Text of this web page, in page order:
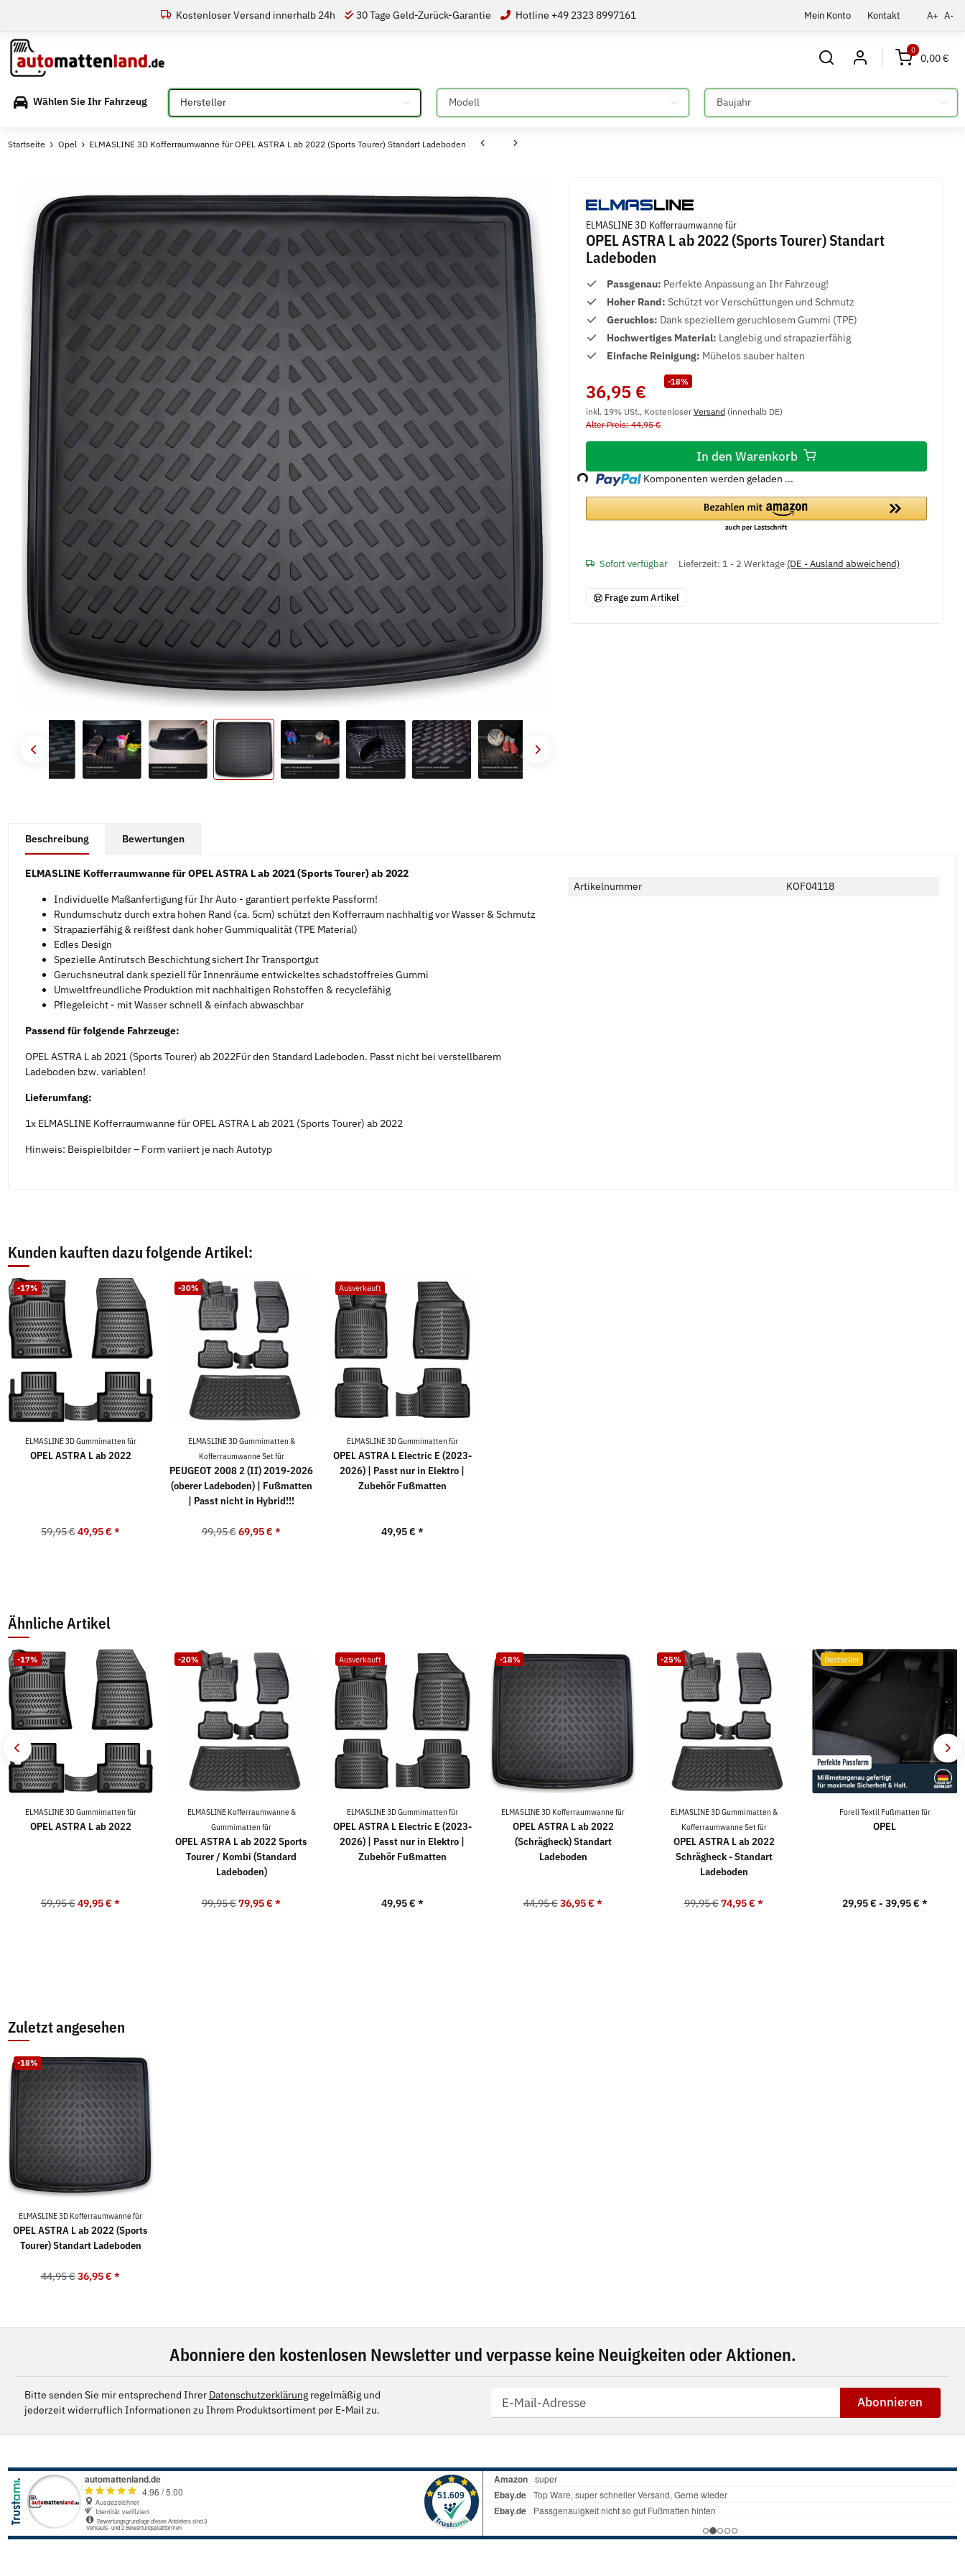
Mein Konto Kontakt A+ A-
Kostenloser Versand innerhalb 24h 30 Tage Geld-Zurück-Garantie Hotline +49 2323 8997161
0
0,00 €
Wählen Sie Ihr Fahrzeug Bitte auswählen Bitte auswählen Bitte auswählen
Startseite Opel ELMASLINE 3D Kofferraumwanne für OPEL ASTRA L ab 2022 (Sports Tourer) Standart Ladeboden
ELMASLINE 3D Kofferraumwanne für
OPEL ASTRA L ab 2022 (Sports Tourer) Standart
Ladeboden
Passgenau: Perfekte Anpassung an Ihr Fahrzeug!
Hoher Rand: Schützt vor Verschüttungen und Schmutz
Geruchlos: Dank speziellem geruchlosem Gummi (TPE)
Hochwertiges Material: Langlebig und strapazierfähig
Einfache Reinigung: Mühelos sauber halten
-18%
36,95 €
inkl. 19% USt., KostenloserVersand (innerhalb DE)
Alter Preis: 44,95 €
In den Warenkorb
Loading... Komponenten werden geladen ...
Sofort verfügbar Lieferzeit: 1 - 2 Werktage (DE - Ausland abweichend)
Frage zum Artikel
Beschreibung Bewertungen
ELMASLINE Kofferraumwanne für OPEL ASTRA L ab 2021 (Sports Tourer) ab 2022
Individuelle Maßanfertigung für Ihr Auto - garantiert perfekte Passform!
Rundumschutz durch extra hohen Rand (ca. 5cm) schützt den Kofferraum nachhaltig vor Wasser & Schmutz
Strapazierfähig & reißfest dank hoher Gummiqualität (TPE Material)
Edles Design
Spezielle Antirutsch Beschichtung sichert Ihr Transportgut
Geruchsneutral dank speziell für Innenräume entwickeltes schadstoffreies Gummi
Umweltfreundliche Produktion mit nachhaltigen Rohstoffen & recyclefähig
Pflegeleicht - mit Wasser schnell & einfach abwaschbar
Passend für folgende Fahrzeuge:
OPEL ASTRA L ab 2021 (Sports Tourer) ab 2022Für den Standard Ladeboden. Passt nicht bei verstellbarem
Ladeboden bzw. variablen!
Lieferumfang:
1x ELMASLINE Kofferraumwanne für OPEL ASTRA L ab 2021 (Sports Tourer) ab 2022
Hinweis: Beispielbilder – Form variiert je nach Autotyp
Artikelnummer KOF04118
Kunden kauften dazu folgende Artikel:
-17%
ELMASLINE 3D Gummimatten für
OPEL ASTRA L ab 2022
59,95 € 49,95 €*
-30%
ELMASLINE 3D Gummimatten &
Kofferraumwanne Set für
PEUGEOT 2008 2 (II) 2019-2026
(oberer Ladeboden) | Fußmatten
| Passt nicht in Hybrid!!!
99,95 € 69,95 €*
Ausverkauft
ELMASLINE 3D Gummimatten für
OPEL ASTRA L Electric E (2023-
2026) | Passt nur in Elektro |
Zubehör Fußmatten
49,95 € *
Ähnliche Artikel
-17%
ELMASLINE 3D Gummimatten für
OPEL ASTRA L ab 2022
59,95 € 49,95 €*
-20%
ELMASLINE Kofferraumwanne &
Gummimatten für
OPEL ASTRA L ab 2022 Sports
Tourer / Kombi (Standard
Ladeboden)
99,95 € 79,95 €*
Ausverkauft
ELMASLINE 3D Gummimatten für
OPEL ASTRA L Electric E (2023-
2026) | Passt nur in Elektro |
Zubehör Fußmatten
49,95 € *
-18%
ELMASLINE 3D Kofferraumwanne für
OPEL ASTRA L ab 2022
(Schrägheck) Standart
Ladeboden
44,95 € 36,95 €*
-25%
ELMASLINE 3D Gummimatten &
Kofferraumwanne Set für
OPEL ASTRA L ab 2022
Schrägheck - Standart
Ladeboden
99,95 € 74,95 €*
Bestseller
Forell Textil Fußmatten für
OPEL
29,95 € - 39,95 € *
Zuletzt angesehen
-18%
ELMASLINE 3D Kofferraumwanne für
OPEL ASTRA L ab 2022 (Sports
Tourer) Standart Ladeboden
44,95 € 36,95 €*
Abonniere den kostenlosen Newsletter und verpasse keine Neuigkeiten oder Aktionen.
Bitte senden Sie mir entsprechend Ihrer Datenschutzerklärungregelmäßig und
jederzeit widerruflich Informationen zu Ihrem Produktsortiment per E-Mail zu.
Abonnieren